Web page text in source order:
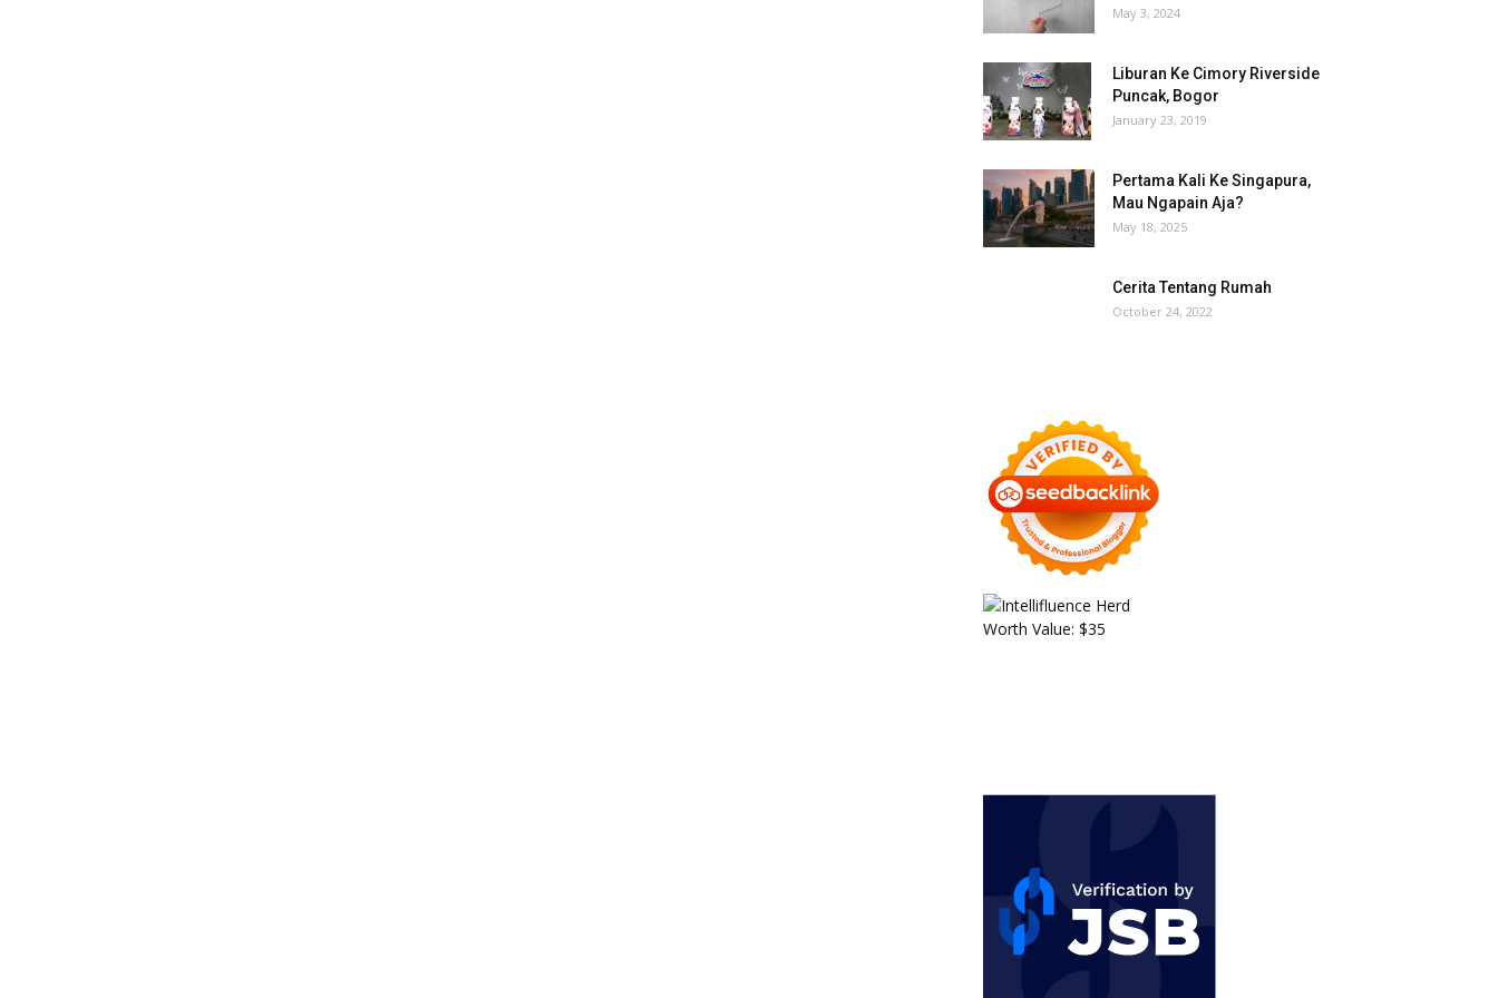
May 3, 2024
Liburan Ke Cimory Riverside
Puncak, Bogor
January 23, 2019
Pertama Kali Ke Singapura,
Mau Ngapain Aja?
May 18, 2025
Cerita Tentang Rumah
October 24, 2022